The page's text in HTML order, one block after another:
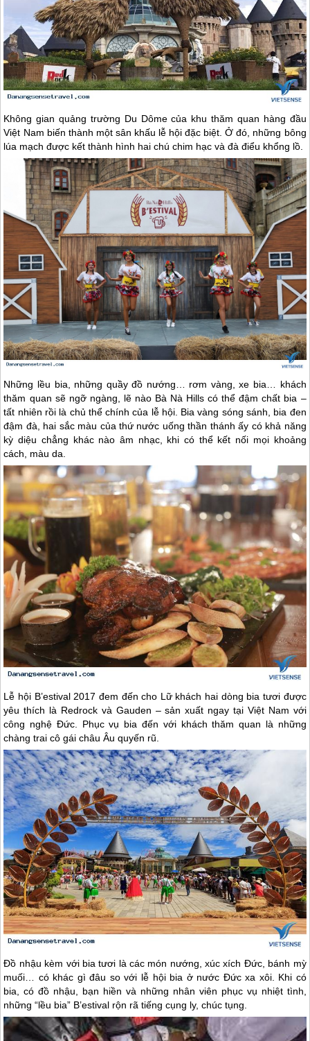
Không gian quảng trường Du Dôme của khu thăm quan hàng đầu
Việt Nam biến thành một sân khấu lễ hội đặc biệt. Ở đó, những bông
lúa mạch được kết thành hình hai chú chim hạc và đà điểu khổng lồ.
Những lều bia, những quầy đồ nướng… rơm vàng, xe bia… khách
thăm quan sẽ ngỡ ngàng, lẽ nào Bà Nà Hills có thể đậm chất bia –
tất nhiên rồi là chủ thể chính của lễ hội. Bia vàng sóng sánh, bia đen
đậm đà, hai sắc màu của thứ nước uống thần thánh ấy có khả năng
kỳ diệu chẳng khác nào âm nhạc, khi có thể kết nối mọi khoảng
cách, màu da.
Lễ hội B’estival 2017 đem đến cho Lữ khách hai dòng bia tươi được
yêu thích là Redrock và Gauden – sản xuất ngay tại Việt Nam với
công nghệ Đức. Phục vụ bia đến với khách thăm quan là những
chàng trai cô gái châu Âu quyến rũ.
Đồ nhậu kèm với bia tươi là các món nướng, xúc xích Đức, bánh mỳ
muối… có khác gì đâu so với lễ hội bia ở nước Đức xa xôi. Khi có
bia, có đồ nhậu, bạn hiền và những nhân viên phục vụ nhiệt tình,
những “lều bia” B’estival rộn rã tiếng cụng ly, chúc tụng.